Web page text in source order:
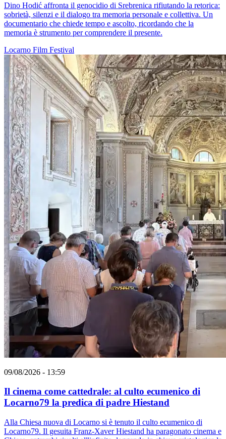
Dino Hodić affronta il genocidio di Srebrenica rifiutando la retorica:
sobrietà, silenzi e il dialogo tra memoria personale e collettiva. Un
documentario che chiede tempo e ascolto, ricordando che la
memoria è strumento per comprendere il presente.
Locarno Film Festival
09/08/2026 - 13:59
Il cinema come cattedrale: al culto ecumenico di
Locarno79 la predica di padre Hiestand
Alla Chiesa nuova di Locarno si è tenuto il culto ecumenico di
Locarno79. Il gesuita Franz-Xaver Hiestand ha paragonato cinema e